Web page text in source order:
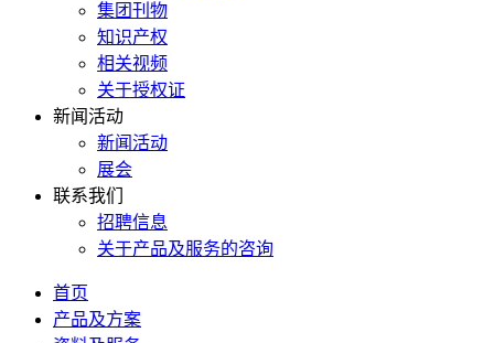
集团刊物
知识产权
相关视频
关于授权证
新闻活动
新闻活动
展会
联系我们
招聘信息
关于产品及服务的咨询
首页
产品及方案